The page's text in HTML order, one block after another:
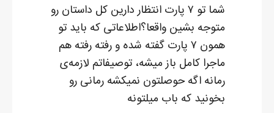
شما تو ۷ پارت انتظار دارین کل داستان رو
متوجه بشین واقعا؟اطلاعاتی که باید تو
همون ۷ پارت گفته شده و رفته رفته هم
ماجرا کامل باز میشه، توصیفاتم لازمه‌ی
رمانه اگه حوصلتون نمیکشه رمانی رو
بخونید که باب میلتونه